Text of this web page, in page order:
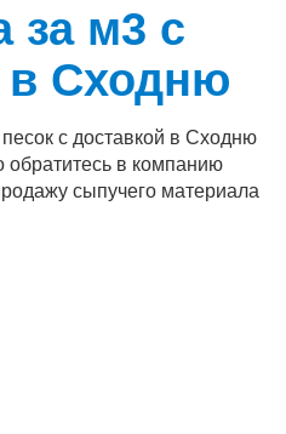
за м3 с
в Сходню
с доставкой в Сходню
обратитесь в компанию
сыпучего материала